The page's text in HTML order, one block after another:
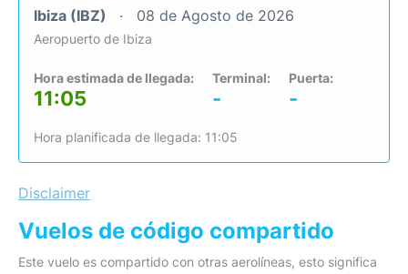
Ibiza (IBZ) 08 de Agosto de 2026
Aeropuerto de Ibiza
Hora estimada de llegada:
11:05
Terminal:
-
Puerta:
-
Hora planificada de llegada: 11:05
Disclaimer
Vuelos de código compartido
Este vuelo es compartido con otras aerolíneas, esto significa